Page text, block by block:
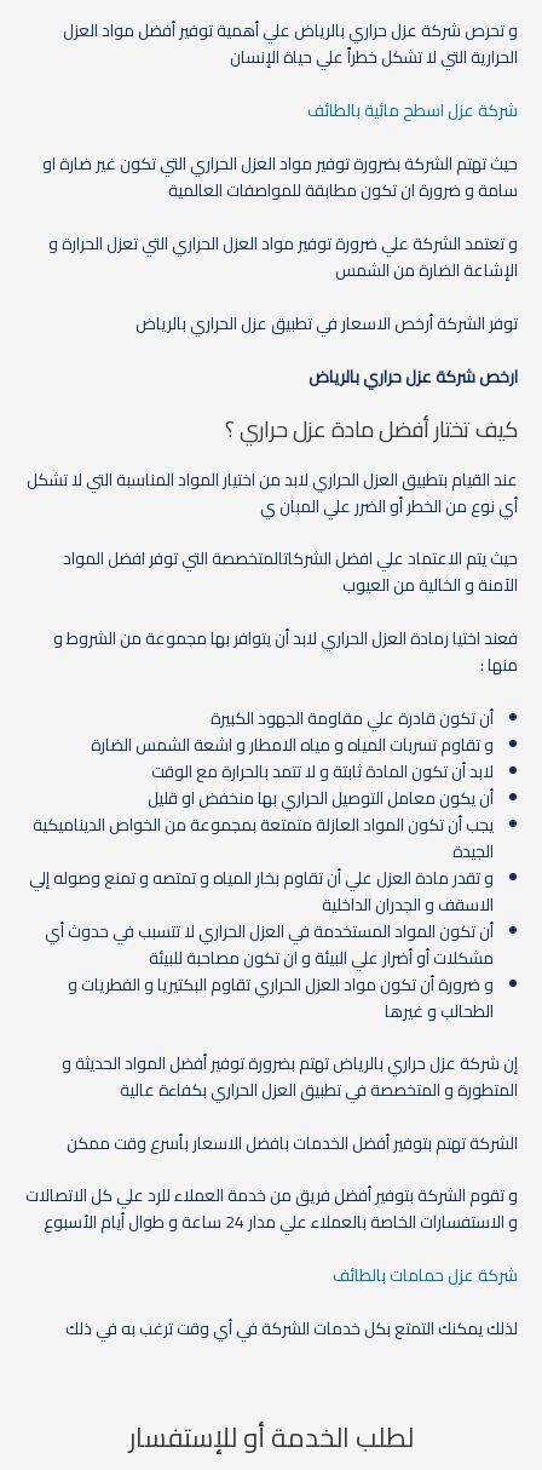
و تحرص شركة عزل حراري بالرياض علي أهمية توفير أفضل مواد العزل
الحرارية التي لا تشكل خطراً علي حياة الإنسان
شركة عزل اسطح مائية بالطائف
حيث تهتم الشركة بضرورة توفير مواد العزل الحراري التي تكون غير ضارة او
سامة و ضرورة ان تكون مطابقة للمواصفات العالمية
و تعتمد الشركة علي ضرورة توفير مواد العزل الحراري التي تعزل الحرارة و
الإشاعة الضارة من الشمس
توفر الشركة أرخص الاسعار في تطبيق عزل الحراري بالرياض
ارخص شركة عزل حراري بالرياض
كيف تختار أفضل مادة عزل حراري ؟
عند القيام بتطبيق العزل الحراري لابد من اختيار المواد المناسبة التي لا تشكل
أي نوع من الخطر أو الضرر علي المبان ي
حيث يتم الاعتماد علي افضل الشركاتالمتخصصة التي توفر افضل المواد
الآمنة و الخالية من العيوب
فعند اختيا رمادة العزل الحراري لابد أن يتوافر بها مجموعة من الشروط و
منها :
أن تكون قادرة علي مقاومة الجهود الكبيرة
و تقاوم تسربات المياه و مياه الامطار و اشعة الشمس الضارة
لابد أن تكون المادة ثابتة و لا تتمد بالحرارة مع الوقت
أن يكون معامل التوصيل الحراري بها منخفض او قليل
يجب أن تكون المواد العازلة متمتعة بمجموعة من الخواص الديناميكية
الجيدة
و تقدر مادة العزل علي أن تقاوم بخار المياه و تمتصه و تمنع وصوله إلي
الاسقف و الجدران الداخلية
أن تكون المواد المستخدمة في العزل الحراري لا تتسبب في حدوث أي
مشكلات أو أضرار علي البيئة و ان تكون مصاحبة للبيئة
و ضرورة أن تكون مواد العزل الحراري تقاوم البكتيريا و الفطريات و
الطحالب و غيرها
إن شركة عزل حراري بالرياض تهتم بضرورة توفير أفضل المواد الحديثة و
المتطورة و المتخصصة في تطبيق العزل الحراري بكفاءة عالية
الشركة تهتم بتوفير أفضل الخدمات بافضل الاسعار بأسرع وقت ممكن
و تقوم الشركة بتوفير أفضل فريق من خدمة العملاء للرد علي كل الاتصالات
و الاستفسارات الخاصة بالعملاء علي مدار 24 ساعة و طوال أيام الأسبوع
شركة عزل حمامات بالطائف
لذلك يمكنك التمتع بكل خدمات الشركة في أي وقت ترغب به في ذلك
لطلب الخدمة أو للإستفسار